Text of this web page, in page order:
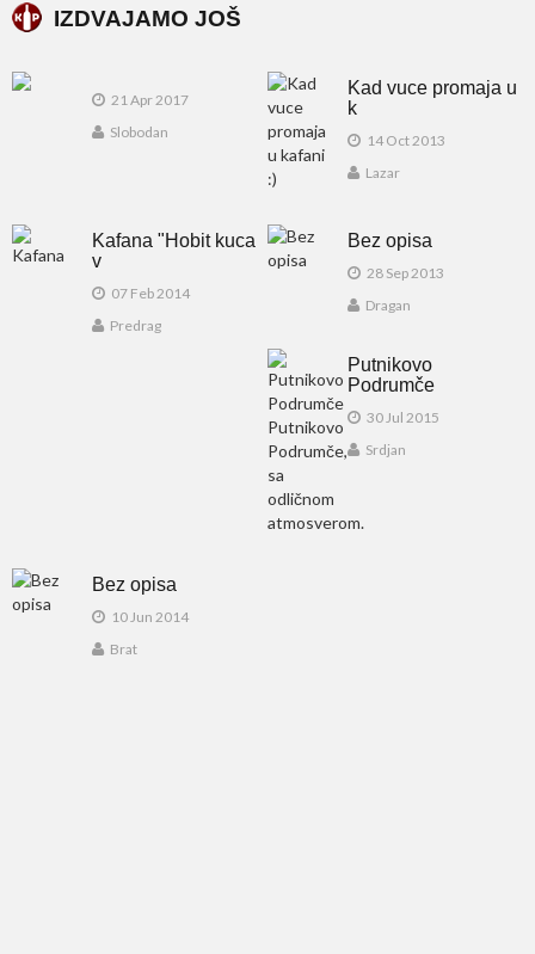
IZDVAJAMO JOŠ
21 Apr 2017
Slobodan
Kad vuce promaja u
k
14 Oct 2013
Lazar
Kafana "Hobit kuca
v
07 Feb 2014
Predrag
Bez opisa
28 Sep 2013
Dragan
Putnikovo
Podrumče
30 Jul 2015
Srdjan
Bez opisa
10 Jun 2014
Brat